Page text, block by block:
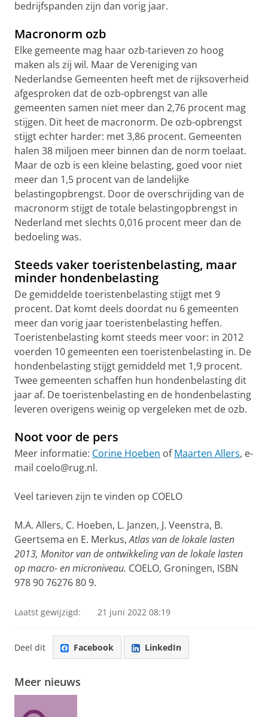
bedrijfspanden zijn dan vorig jaar.
Macronorm ozb
Elke gemeente mag haar ozb-tarieven zo hoog
maken als zij wil. Maar de Vereniging van
Nederlandse Gemeenten heeft met de rijksoverheid
afgesproken dat de ozb-opbrengst van alle
gemeenten samen niet meer dan 2,76 procent mag
stijgen. Dit heet de macronorm. De ozb-opbrengst
stijgt echter harder: met 3,86 procent. Gemeenten
halen 38 miljoen meer binnen dan de norm toelaat.
Maar de ozb is een kleine belasting, goed voor niet
meer dan 1,5 procent van de landelijke
belastingopbrengst. Door de overschrijding van de
macronorm stijgt de totale belastingopbrengst in
Nederland met slechts 0,016 procent meer dan de
bedoeling was.
Steeds vaker toeristenbelasting, maar
minder hondenbelasting
De gemiddelde toeristenbelasting stijgt met 9
procent. Dat komt deels doordat nu 6 gemeenten
meer dan vorig jaar toeristenbelasting heffen.
Toeristenbelasting komt steeds meer voor: in 2012
voerden 10 gemeenten een toeristenbelasting in. De
hondenbelasting stijgt gemiddeld met 1,9 procent.
Twee gemeenten schaffen hun hondenbelasting dit
jaar af. De toeristenbelasting en de hondenbelasting
leveren overigens weinig op vergeleken met de ozb.
Noot voor de pers
Meer informatie: Corine Hoeben ofMaarten Allers, e-
mail coelo@rug.nl.
Veel tarieven zijn te vinden op COELO
M.A. Allers, C. Hoeben, L. Janzen, J. Veenstra, B.
Geertsema en E. Merkus,Atlas van de lokale lasten
2013, Monitor van de ontwikkeling van de lokale lasten
op macro- en microniveau. COELO, Groningen, ISBN
978 90 76276 80 9.
Laatst gewijzigd: 21 juni 2022 08:19
Deel dit Facebook LinkedIn
Meer nieuws